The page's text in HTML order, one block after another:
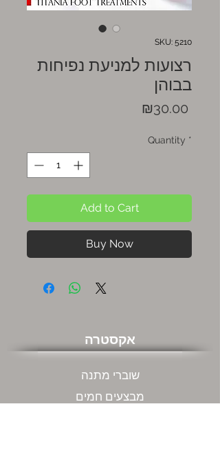
SKU: 5210
רצועות למניעת נפיחות
בבוהן
₪30.00
Quantity *
Add to Cart
Buy Now
אקסטרה
שוברי מתנה
מבצעים חמים